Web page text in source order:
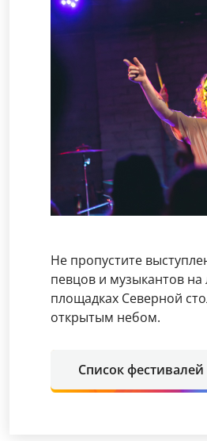
Не пропустите
певцов и музыкантов
площадках Северной
открытым небом.
Список фестивалей